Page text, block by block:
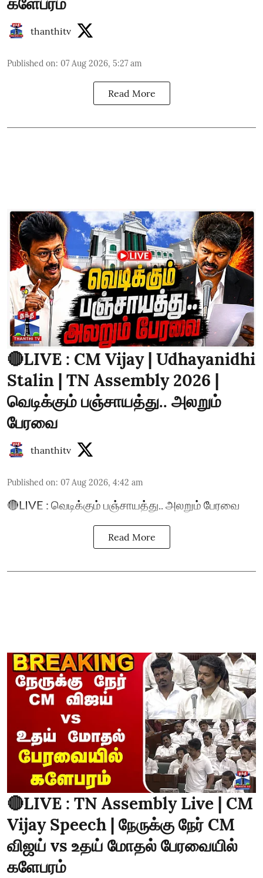
thanthitv
Published on: 07 Aug 2026, 5:27 am
Read More
🔴LIVE : CM Vijay | Udhayanidhi
Stalin | TN Assembly 2026 |
வெடிக்கும் பஞ்சாயத்து.. அலறும்
பேரவை
thanthitv
Published on: 07 Aug 2026, 4:42 am
🔴LIVE : வெடிக்கும் பஞ்சாயத்து.. அலறும் பேரவை
Read More
🔴LIVE : TN Assembly Live | CM
Vijay Speech | நேருக்கு நேர் CM
விஜய் vs உதய் மோதல் பேரவையில்
களேபரம்